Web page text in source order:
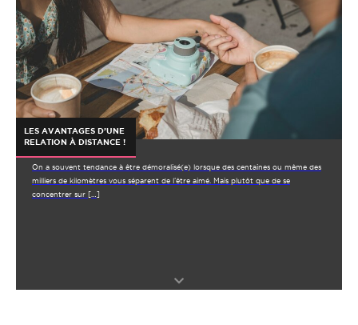
LES AVANTAGES D’UNE
RELATION À DISTANCE !
On a souvent tendance à être démoralisé(e) lorsque des centaines ou même des
milliers de kilomètres vous séparent de l’être aimé. Mais plutôt que de se
concentrer sur […]